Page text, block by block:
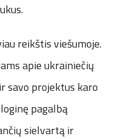
reikštis viešumoje.
apie ukrainiečių
savo projektus karo
pagalbą
sielvartą ir